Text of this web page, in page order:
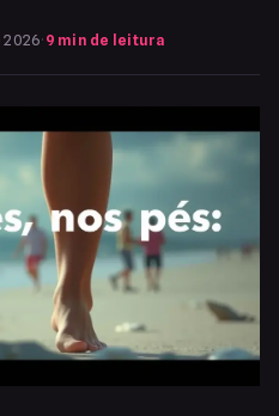
2026· 9 min de leitura